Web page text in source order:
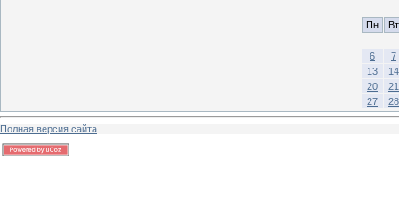
Пн Вт
6
7
13
14
20
21
27
28
Полная версия сайта